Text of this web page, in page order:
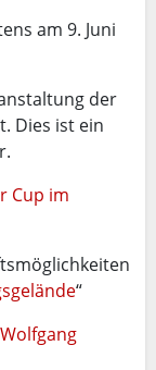
am 9. Juni
der
Dies ist ein
Cup im
“
Wolfgang